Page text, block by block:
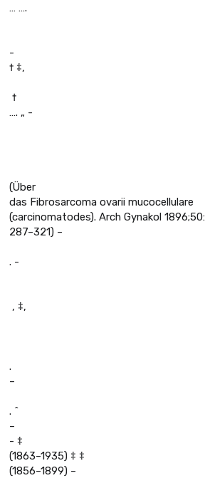
… ….
-
† ‡,
 †
…. „ -
(Über
das Fibrosarcoma ovarii mucocellulare
(carcinomatodes). Arch Gynakol 1896;50:
287–321) –
. -
 , ‡,
.
–
. ˆ
–
- ‡
(1863–1935) ‡ ‡
(1856–1899) – 